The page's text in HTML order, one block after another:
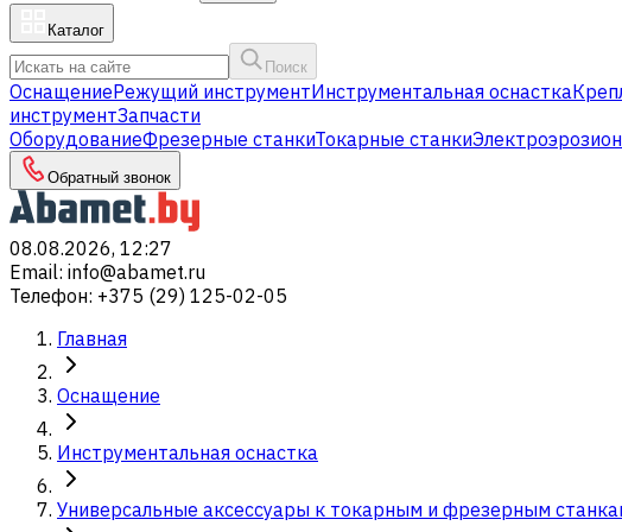
Каталог
Поиск
ОснащениеРежущий инструментИнструментальная оснастка
инструментЗапчасти
ОборудованиеФрезерные станкиТокарные станки
Обратный звонок
08.08.2026, 12:27
Email: info@abamet.ru
Телефон: +375 (29) 125-02-05
Главная
Оснащение
Инструментальная оснастка
Универсальные аксессуары к токарным и фрезерным